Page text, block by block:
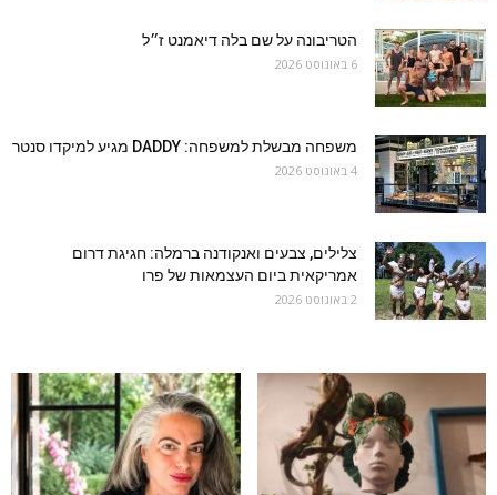
הטריבונה על שם בלה דיאמנט ז״ל
6 באוגוסט 2026
משפחה מבשלת למשפחה: DADDY מגיע למיקדו סנטר
4 באוגוסט 2026
צלילים, צבעים ואנקודנה ברמלה: חגיגת דרום
אמריקאית ביום העצמאות של פרו
2 באוגוסט 2026